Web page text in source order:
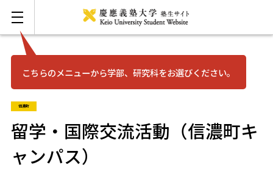
こちらのメニューから学部、研究科をお選びください。
お問い合わせ English
三田
日吉
信濃町
留学・国際交流活動（信濃町キ
ャンパス）